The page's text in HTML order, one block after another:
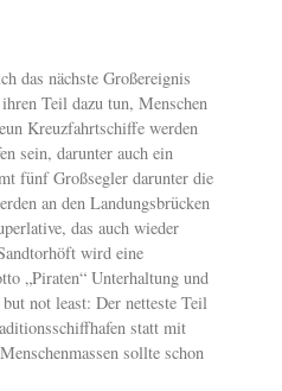
das nächste Großereignis
Teil dazu tun, Menschen
Kreuzfahrtschiffe werden
sein, darunter auch ein
fünf Großsegler darunter die
an den Landungsbrücken
das auch wieder
wird eine
„Piraten“ Unterhaltung und
not least: Der netteste Teil
statt mit
sollte schon